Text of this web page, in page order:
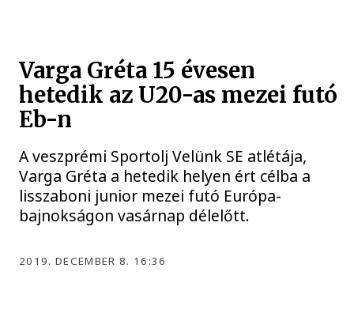
Varga Gréta 15 évesen
hetedik az U20-as mezei futó
Eb-n
A veszprémi Sportolj Velünk SE atlétája,
Varga Gréta a hetedik helyen ért célba a
lisszaboni junior mezei futó Európa-
bajnokságon vasárnap délelőtt.
2019. DECEMBER 8. 16:36